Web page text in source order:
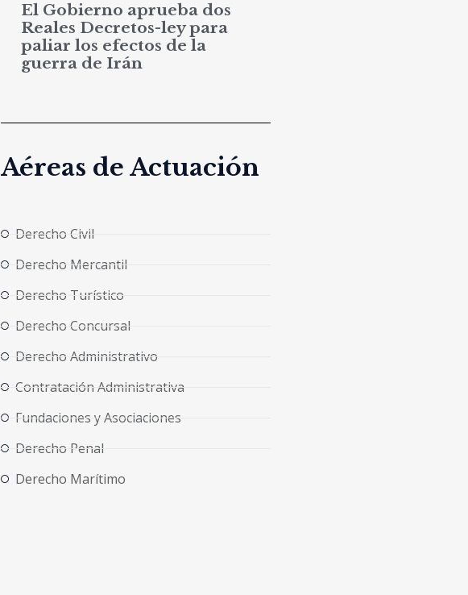
El Gobierno aprueba dos
Reales Decretos-ley para
paliar los efectos de la
guerra de Irán
Aéreas de Actuación
Derecho Civil
Derecho Mercantil
Derecho Turístico
Derecho Concursal
Derecho Administrativo
Contratación Administrativa
Fundaciones y Asociaciones
Derecho Penal
Derecho Marítimo